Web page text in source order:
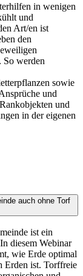
in wenigen
und
Art/en ist
den
So werden
sowie
und
und
in der eigenen
auch ohne Torf
ist ein
diesem Webinar
wie Erde optimal
Erden ist. Torffreie